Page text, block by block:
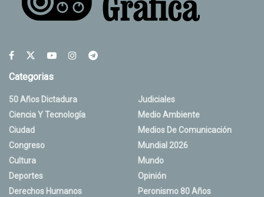
Categorias
50 Años Dictadura
Ciencia Y Tecnología
Ciudad
Congreso
Cultura
Deportes
Derechos Humanos
Judiciales
Medio Ambiente
Medios De Comunicación
Mundial 2026
Mundo
Opinión
Peronismo 80 Años